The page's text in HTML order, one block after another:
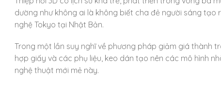
dường như không ai là không biết cha đẻ người sáng tạo
nghệ Tokyo tại Nhật Bản.
Trong một lần suy nghĩ về phương pháp giảm giá thành
hợp giấy và các phụ liệu, keo dán tạo nên các mô hình
nghệ thuật mới mẻ này.